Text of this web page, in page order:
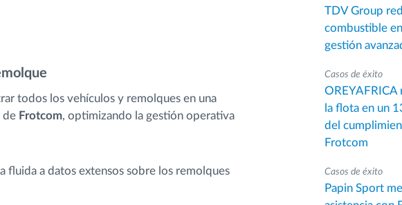
todos los vehículos y remolques en una
de Frotcom, optimizando la gestión operativa
fluida a datos extensos sobre los remolques
TDV Group
combustible
gestión
Casos de éxito
OREYAFRICA
la flota en un
del
Frotcom
Casos de éxito
Papin Sport